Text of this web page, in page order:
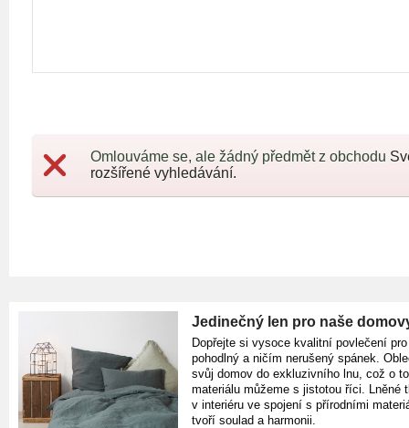
Omlouváme se, ale žádný předmět z obchodu
rozšířené vyhledávání.
Jedinečný len pro naše
Dopřejte si vysoce kvalitní povlečení pro
pohodlný a ničím nerušený spánek.
svůj domov do exkluzivního lnu, což o
materiálu můžeme s jistotou říci. Lněné
v interiéru ve spojení s přírodními
tvoří soulad a harmonii.